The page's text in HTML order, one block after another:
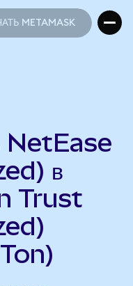
METAMASK
NetEase
в
Trust